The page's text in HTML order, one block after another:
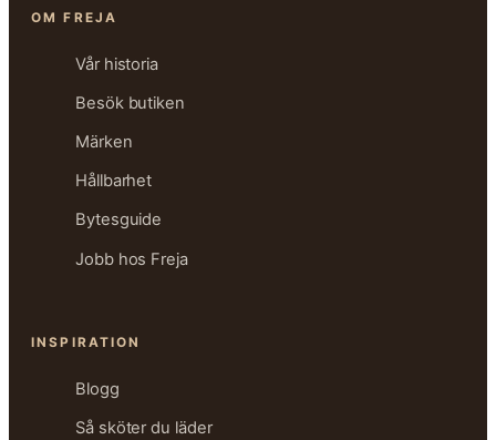
OM FREJA
Vår historia
Besök butiken
Märken
Hållbarhet
Bytesguide
Jobb hos Freja
INSPIRATION
Blogg
Så sköter du läder